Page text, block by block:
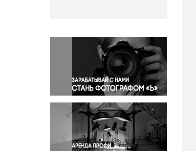
Окружающая среда
Политика
Правосудие
Происшествия и конфликты
Религия
Светская жизнь
Спорт
Экология
Экономика и бизнес